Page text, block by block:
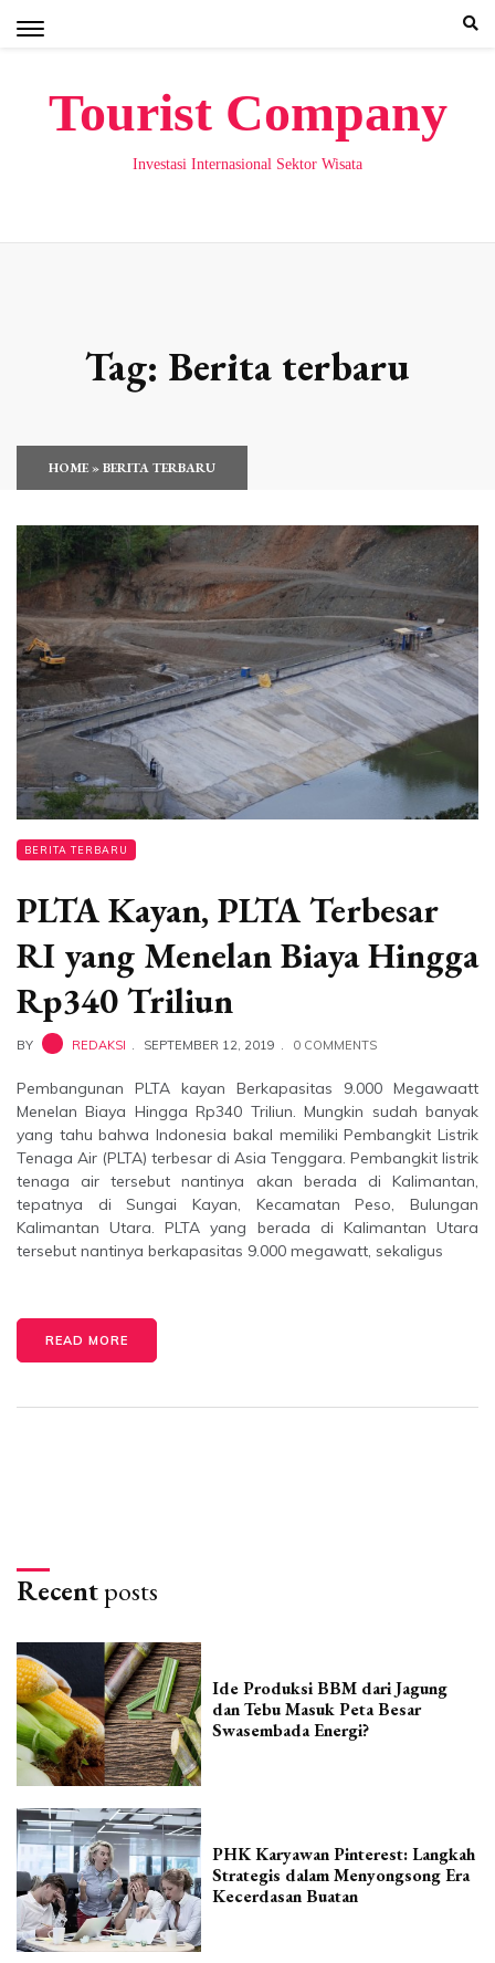
Tourist Company
Investasi Internasional Sektor Wisata
Tag: Berita terbaru
HOME»BERITA TERBARU
BERITA TERBARU
PLTA Kayan, PLTA Terbesar
RI yang Menelan Biaya Hingga
Rp340 Triliun
BY REDAKSI SEPTEMBER 12, 2019 0 COMMENTS
Pembangunan PLTA kayan Berkapasitas 9.000 Megawaatt
Menelan Biaya Hingga Rp340 Triliun. Mungkin sudah banyak
yang tahu bahwa Indonesia bakal memiliki Pembangkit Listrik
Tenaga Air (PLTA) terbesar di Asia Tenggara. Pembangkit listrik
tenaga air tersebut nantinya akan berada di Kalimantan,
tepatnya di Sungai Kayan, Kecamatan Peso, Bulungan
Kalimantan Utara. PLTA yang berada di Kalimantan Utara
tersebut nantinya berkapasitas 9.000 megawatt, sekaligus
READ MORE
Recentposts
Ide Produksi BBM dari Jagung
dan Tebu Masuk Peta Besar
Swasembada Energi?
PHK Karyawan Pinterest: Langkah
Strategis dalam Menyongsong Era
Kecerdasan Buatan